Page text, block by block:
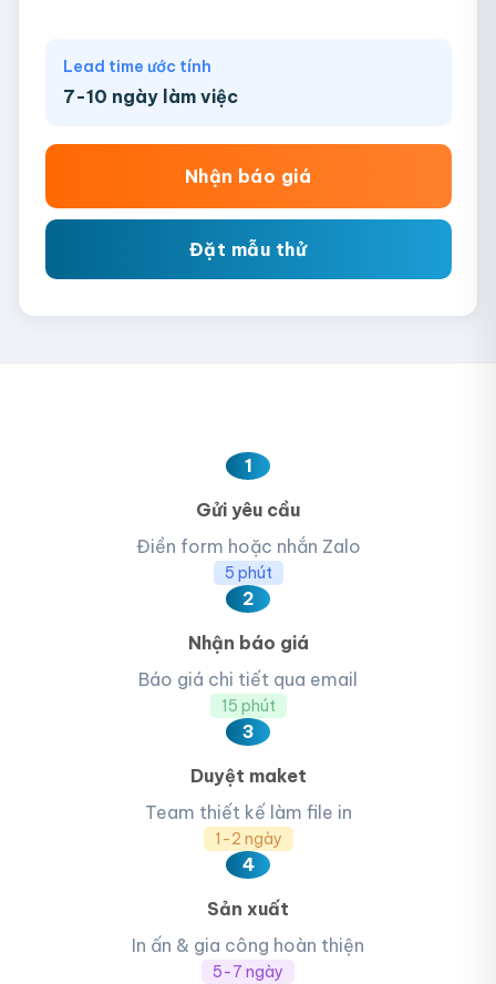
Lead time ước tính
7-10 ngày làm việc
Nhận báo giá
Đặt mẫu thử
1
Gửi yêu cầu
Điền form hoặc nhắn Zalo
5 phút
2
Nhận báo giá
Báo giá chi tiết qua email
15 phút
3
Duyệt maket
Team thiết kế làm file in
1-2 ngày
4
Sản xuất
In ấn & gia công hoàn thiện
5-7 ngày